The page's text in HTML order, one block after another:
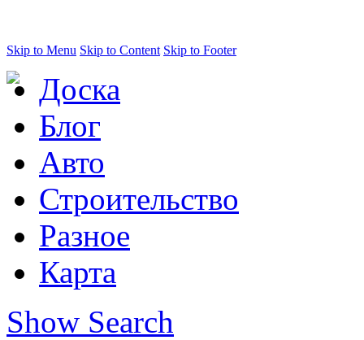
Skip to Menu Skip to Content Skip to Footer
Доска
Блог
Авто
Строительство
Разное
Карта
Show Search